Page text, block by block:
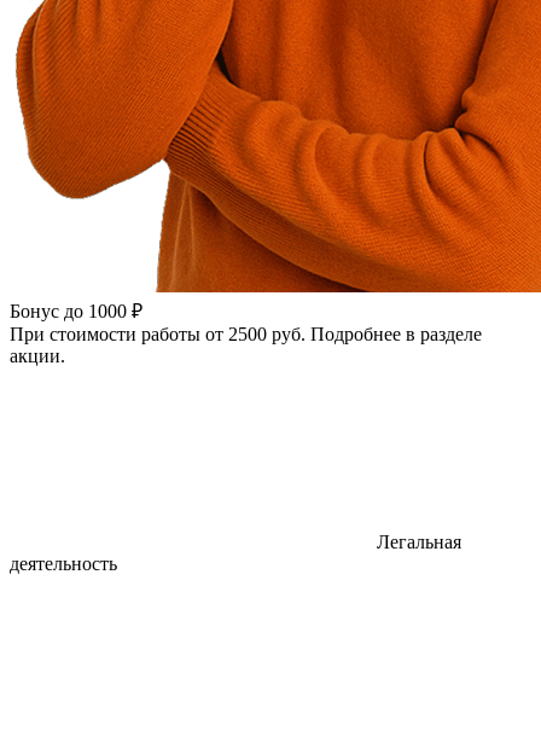
Бонус до 1000 ₽
При стоимости работы от 2500 руб. Подробнее в разделе
акции.
Легальная
деятельность